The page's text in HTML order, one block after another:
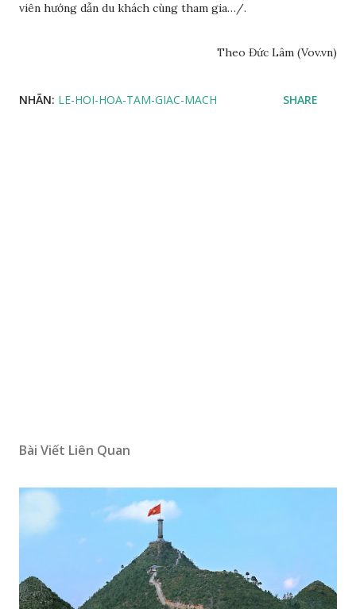
viên hướng dẫn du khách cùng tham gia…/.
Theo Đức Lâm (Vov.vn)
NHÃN: LE-HOI-HOA-TAM-GIAC-MACH SHARE
Bài Viết Liên Quan